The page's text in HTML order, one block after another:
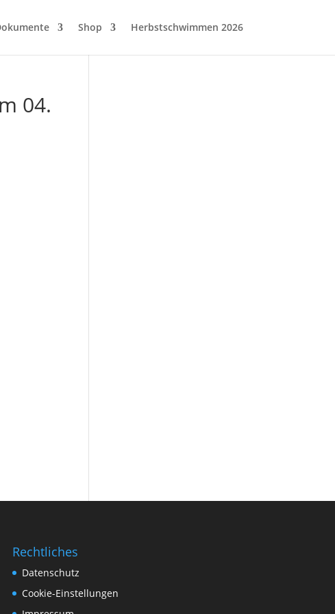
Shop Herbstschwimmen 2026
04.
Rechtliches
Datenschutz
Cookie-Einstellungen